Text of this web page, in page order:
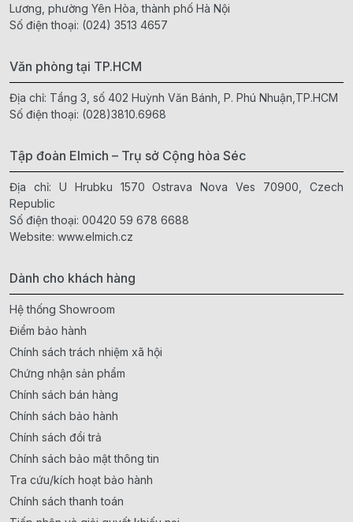
Lương, phường Yên Hòa, thành phố Hà Nội
Số điện thoại: (024) 3513 4657
Văn phòng tại TP.HCM
Địa chỉ: Tầng 3, số 402 Huỳnh Văn Bánh, P. Phú Nhuận,TP.HCM
Số điện thoại: (028)3810.6968
Tập đoàn Elmich – Trụ sở Cộng hòa Séc
Địa chỉ: U Hrubku 1570 Ostrava Nova Ves 70900, Czech
Republic
Số điện thoại: 00420 59 678 6688
Website: www.elmich.cz
Dành cho khách hàng
Hệ thống Showroom
Điểm bảo hành
Chính sách trách nhiệm xã hội
Chứng nhận sản phẩm
Chính sách bán hàng
Chính sách bảo hành
Chính sách đổi trả
Chính sách bảo mật thông tin
Tra cứu/kích hoạt bảo hành
Chính sách thanh toán